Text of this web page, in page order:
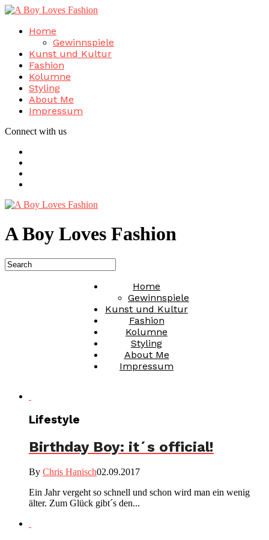
Home
Gewinnspiele
Kunst und Kultur
Fashion
Kolumne
Styling
About Me
Impressum
Connect with us
A Boy Loves Fashion
Home
Gewinnspiele
Kunst und Kultur
Fashion
Kolumne
Styling
About Me
Impressum
Lifestyle
Birthday Boy: it´s official!
By Chris Hanisch02.09.2017
Ein Jahr vergeht so schnell und schon wird man ein wenig
älter. Zum Glück gibt´s den...